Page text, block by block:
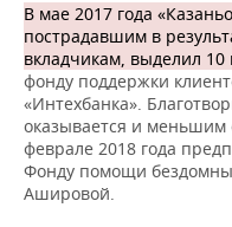
В мае 2017 года
пострадавшим в
вкладчикам, выделил 10
фонду поддержки
«Интехбанка».
оказывается и
феврале 2018 года
Фонду помощи
Ашировой.